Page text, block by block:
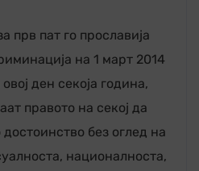
прв пат го прославија
на 1 март 2014
ден секоја година,
правото на секој да
без оглед на
националноста,